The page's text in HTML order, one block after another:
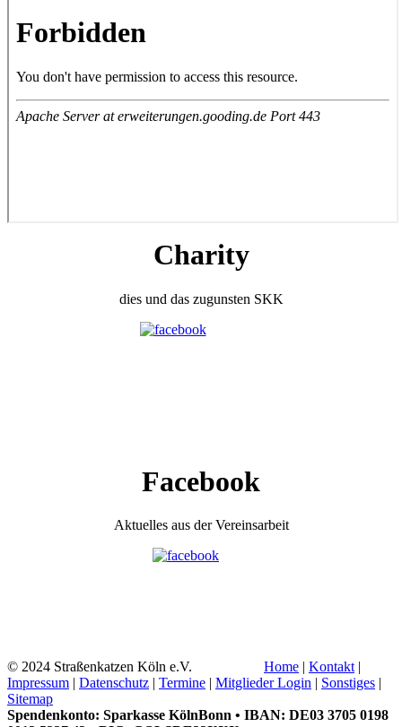
Charity
dies und das zugunsten SKK
Facebook
Aktuelles aus der Vereinsarbeit
© 2024 Straßenkatzen Köln e.V. Home | Kontakt |
Impressum | Datenschutz | Termine | Mitglieder Login | Sonstiges |
Sitemap
Spendenkonto: Sparkasse KölnBonn • IBAN: DE03 3705 0198